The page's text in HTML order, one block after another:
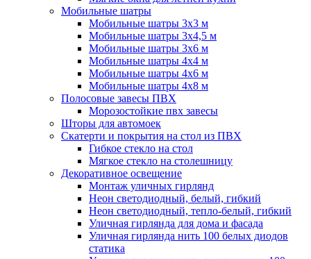
Мобильные шатры
Мобильные шатры 3х3 м
Мобильные шатры 3х4,5 м
Мобильные шатры 3х6 м
Мобильные шатры 4х4 м
Мобильные шатры 4х6 м
Мобильные шатры 4х8 м
Полосовые завесы ПВХ
Морозостойкие пвх завесы
Шторы для автомоек
Скатерти и покрытия на стол из ПВХ
Гибкое стекло на стол
Мягкое стекло на столешницу
Декоративное освещение
Монтаж уличных гирлянд
Неон светодиодный, белый, гибкий
Неон светодиодный, тепло-белый, гибкий
Уличная гирлянда для дома и фасада
Уличная гирлянда нить 100 белых диодов
статика